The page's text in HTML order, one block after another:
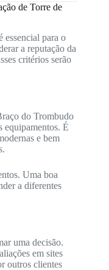
de Torre de
essencial para o
a reputação da
critérios serão
do Trombudo
equipamentos. É
e bem
Uma boa
a diferentes
uma decisão.
em sites
outros clientes